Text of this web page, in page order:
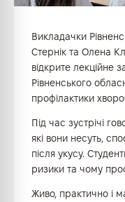
Викладачки
Стернік та Олена
відкрите лекційне
Рівненського
профілактики
Під час зустрічі
які вони несуть,
після укусу.
ризики та чому
Живо, практично і